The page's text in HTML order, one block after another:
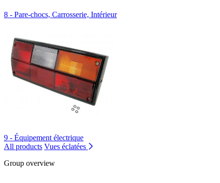
8 - Pare-chocs, Carrosserie, Intérieur
9 - Équipement électrique
All products Vues éclatées
Group overview